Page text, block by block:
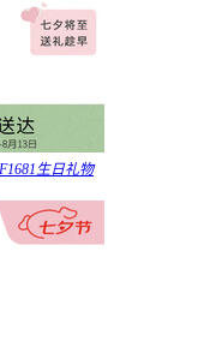
生日礼物